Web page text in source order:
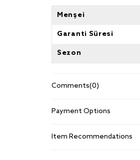
Menşei
Garanti Süresi
Sezon
Comments(0)
Payment Options
Item Recommendations